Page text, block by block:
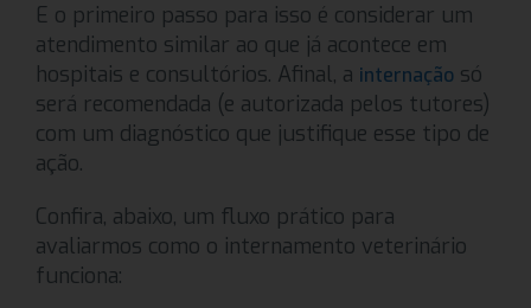
E o primeiro passo para isso é considerar um
atendimento similar ao que já acontece em
hospitais e consultórios. Afinal, a internação só
será recomendada (e autorizada pelos tutores)
com um diagnóstico que justifique esse tipo de
ação.
Confira, abaixo, um fluxo prático para
avaliarmos como o internamento veterinário
funciona: